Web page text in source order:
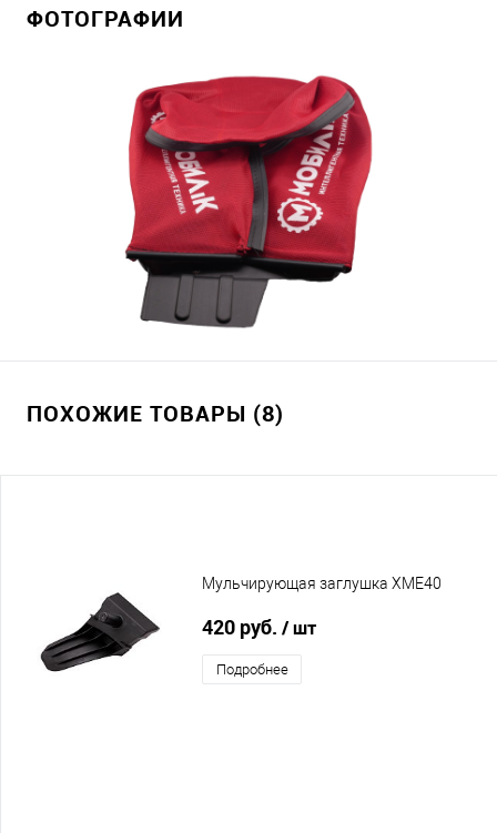
ФОТОГРАФИИ
ПОХОЖИЕ ТОВАРЫ (8)
Мульчирующая заглушка XME40
420 руб. / шт
Подробнее